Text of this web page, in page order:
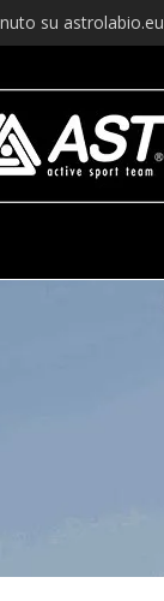
su astrolabio.eu